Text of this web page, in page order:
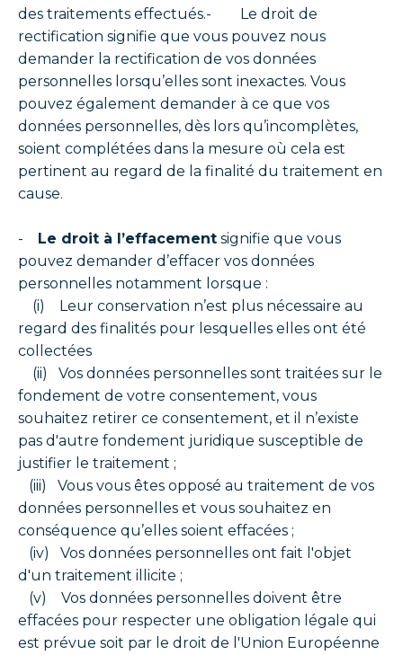
des traitements effectués.- Le droit de
rectification signifie que vous pouvez nous
demander la rectification de vos données
personnelles lorsqu’elles sont inexactes. Vous
pouvez également demander à ce que vos
données personnelles, dès lors qu’incomplètes,
soient complétées dans la mesure où cela est
pertinent au regard de la finalité du traitement en
cause.
- Le droit à l’effacement signifie que vous
pouvez demander d’effacer vos données
personnelles notamment lorsque :
(i) Leur conservation n’est plus nécessaire au
regard des finalités pour lesquelles elles ont été
collectées
(ii) Vos données personnelles sont traitées sur le
fondement de votre consentement, vous
souhaitez retirer ce consentement, et il n’existe
pas d'autre fondement juridique susceptible de
justifier le traitement ;
(iii) Vous vous êtes opposé au traitement de vos
données personnelles et vous souhaitez en
conséquence qu’elles soient effacées ;
(iv) Vos données personnelles ont fait l'objet
d'un traitement illicite ;
(v) Vos données personnelles doivent être
effacées pour respecter une obligation légale qui
est prévue soit par le droit de l'Union Européenne